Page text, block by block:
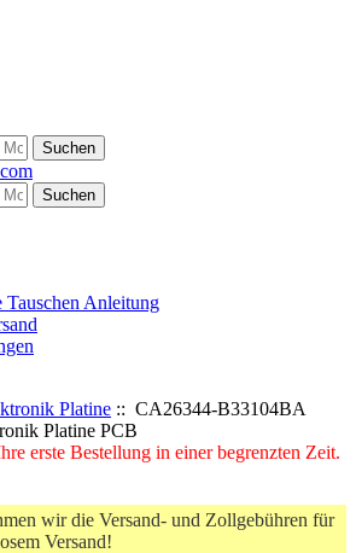
Tauschen Anleitung
Platine :: CA26344-B33104BA
Platine PCB
erste Bestellung in einer begrenzten Zeit.
wir die Versand- und Zollgebühren für
Versand!